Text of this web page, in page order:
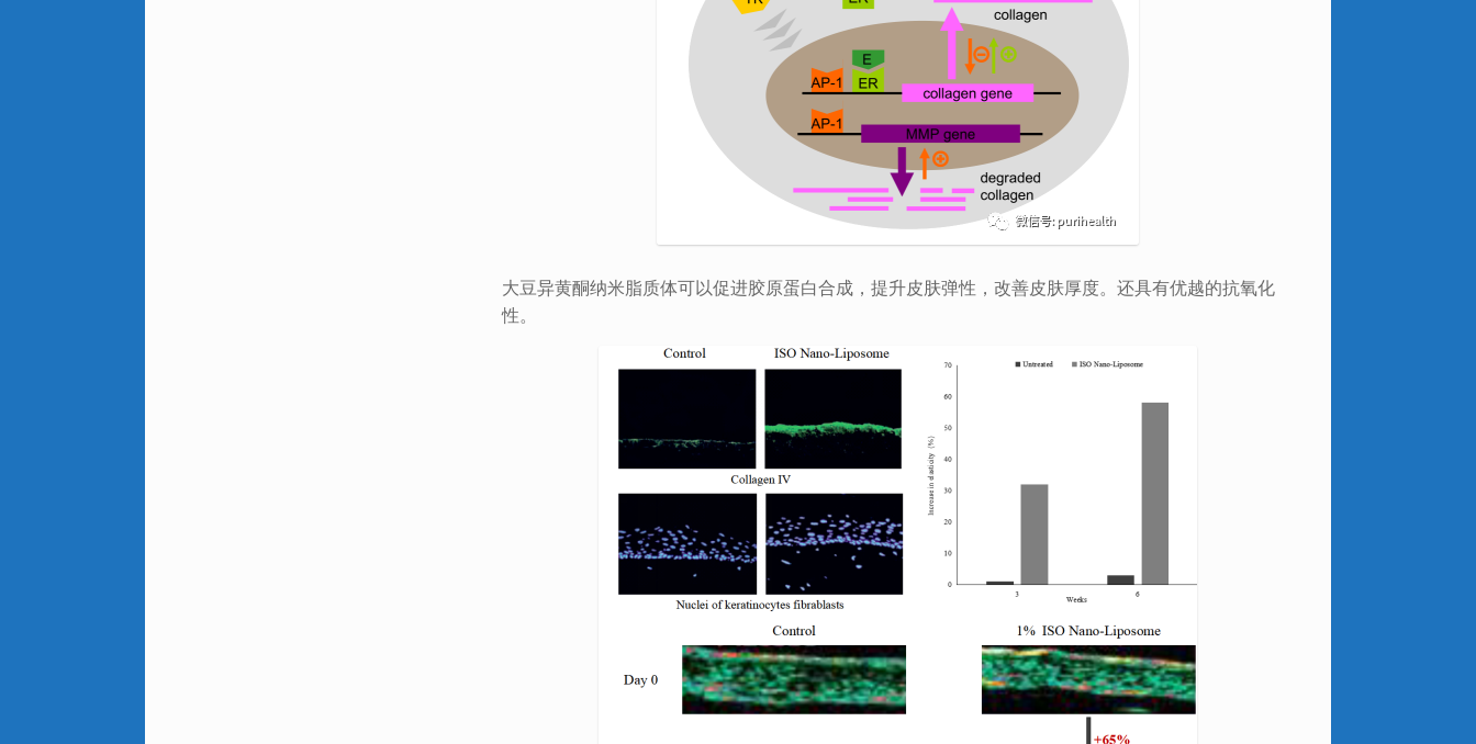
大豆异黄酮纳米脂质体可以促进胶原蛋白合成，提升皮肤弹性，改善皮肤厚度。还具有优越的抗氧化
性。